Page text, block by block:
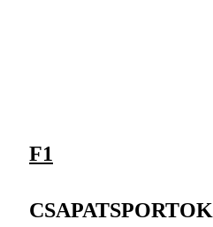
F1
CSAPATSPORTOK